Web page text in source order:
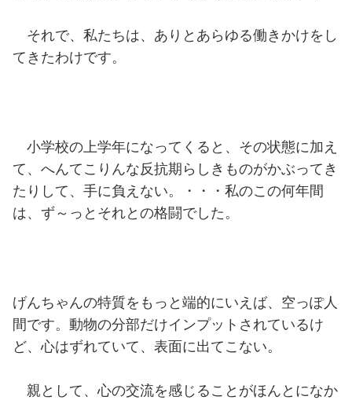
それで、私たちは、ありとあらゆる働きかけをし
てきたわけです。
小学校の上学年になってくると、その状態に加え
て、へんてこりんな反抗期らしきものがかぶってき
たりして、手に負えない。・・・私のこの何年間
は、ず～っとそれとの格闘でした。
げんちゃんの特質をもっと端的にいえば、空っぽ人
間です。動物の分部だけインプットされているけ
ど、心はずれていて、表面に出てこない。
親として、心の交流を感じることがほんとになか